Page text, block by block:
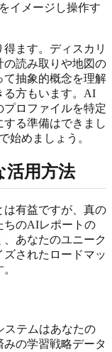
イメージし操作す
ます。ディスカリ
の読み取りや地図の
て抽象的概念を理解
る方もいます。AI
ロファイルを特定
る準備はできまし
で始めましょう。
活用方法
は有益ですが、真の
ちのAIレポートの
あなたのユニーク
されたロードマッ
ステムはあなたの
の学習戦略データ